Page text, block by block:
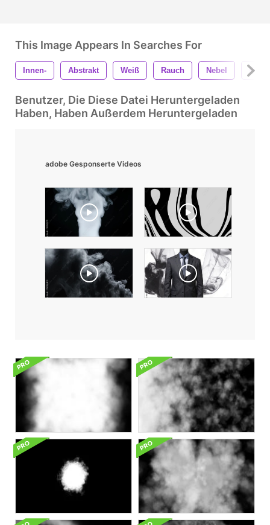
This Image Appears In Searches For
Innen- Abstrakt Weiß Rauch Nebel
Benutzer, Die Diese Datei Heruntergeladen
Haben, Haben Außerdem Heruntergeladen
adobe Gesponserte Videos